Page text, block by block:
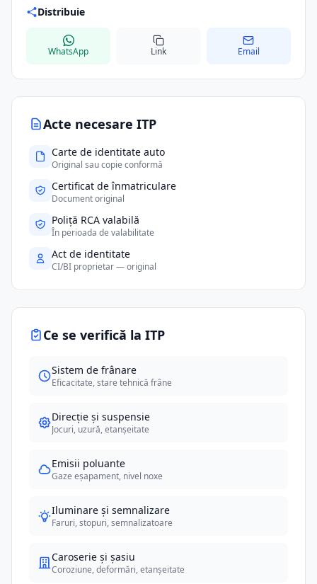
Acte necesare ITP
Carte de identitate auto
Original sau copie conformă
Certificat de înmatriculare
Document original
Poliță RCA valabilă
În perioada de valabilitate
Act de identitate
CI/BI proprietar — original
Ce se verifică la ITP
Sistem de frânare
Eficacitate, stare tehnică frâne
Direcție și suspensie
Jocuri, uzură, etanșeitate
Emisii poluante
Gaze eșapament, nivel noxe
Iluminare și semnalizare
Faruri, stopuri, semnalizatoare
Caroserie și șasiu
Coroziune, deformări, etanșeitate
Distribuie
WhatsApp Link Email